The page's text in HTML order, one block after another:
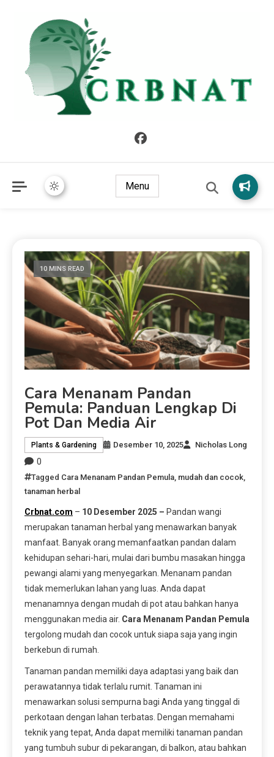
Menu
10 MINS READ
Cara Menanam Pandan
Pemula: Panduan Lengkap Di
Pot Dan Media Air
Plants & Gardening Desember 10, 2025 Nicholas Long
0
Tagged Cara Menanam Pandan Pemula mudah dan cocok
tanaman herbal
Crbnat.com – 10 Desember 2025 – Pandan wangi
merupakan tanaman herbal yang menawarkan banyak
manfaat. Banyak orang memanfaatkan pandan dalam
kehidupan sehari-hari, mulai dari bumbu masakan hingga
pewangi alami yang menyegarkan. Menanam pandan
tidak memerlukan lahan yang luas. Anda dapat
menanamnya dengan mudah di pot atau bahkan hanya
menggunakan media air. Cara Menanam Pandan Pemula
tergolong mudah dan cocok untuk siapa saja yang ingin
berkebun di rumah.
Tanaman pandan memiliki daya adaptasi yang baik dan
perawatannya tidak terlalu rumit. Tanaman ini
menawarkan solusi sempurna bagi Anda yang tinggal di
perkotaan dengan lahan terbatas. Dengan memahami
teknik yang tepat, Anda dapat memiliki tanaman pandan
yang tumbuh subur di pekarangan, di balkon, atau bahkan